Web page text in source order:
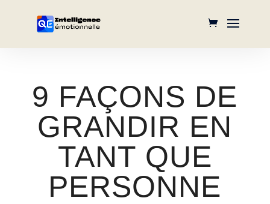
9 FAÇONS DE
GRANDIR EN
TANT QUE
PERSONNE